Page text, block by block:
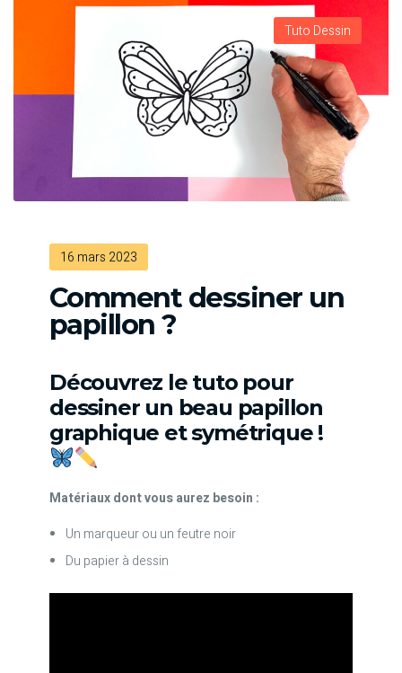
Tuto Dessin
16 mars 2023
Comment dessiner un
papillon ?
Découvrez le tuto pour
dessiner un beau papillon
graphique et symétrique !
Matériaux dont vous aurez besoin :
Un marqueur ou un feutre noir
Du papier à dessin